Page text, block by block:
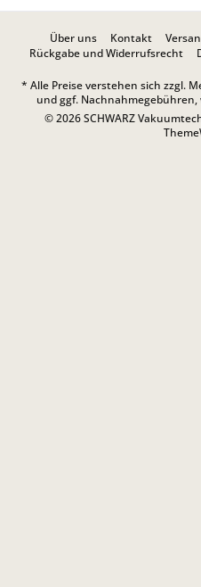
Über uns Kontakt
Rückgabe und Widerrufsrecht
* Alle Preise verstehen sich zzgl.
und ggf.
© 2026 SCHWARZ